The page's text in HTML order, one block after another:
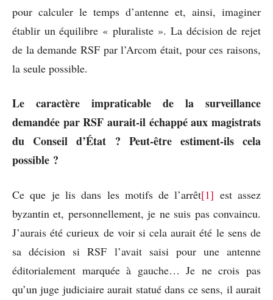
pour calculer le temps d’antenne et, ainsi, imaginer
établir un équilibre « pluraliste ». La décision de rejet
de la demande RSF par l’Arcom était, pour ces raisons,
la seule possible.
Le caractère impraticable de la surveillance
demandée par RSF aurait-il échappé aux magistrats
du Conseil d’État ? Peut-être estiment-ils cela
possible ?
Ce que je lis dans les motifs de l’arrêt[1] est assez
byzantin et, personnellement, je ne suis pas convaincu.
J’aurais été curieux de voir si cela aurait été le sens de
sa décision si RSF l’avait saisi pour une antenne
éditorialement marquée à gauche… Je ne crois pas
qu’un juge judiciaire aurait statué dans ce sens, il aurait